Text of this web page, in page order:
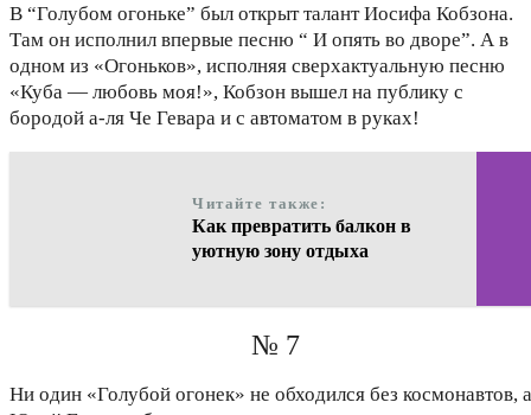
В “Голубом огоньке” был открыт талант Иосифа Кобзона.
Там он исполнил впервые песню “ И опять во дворе”. А в
одном из «Огоньков», исполняя сверхактуальную песню
«Куба — любовь моя!», Кобзон вышел на публику с
бородой а-ля Че Гевара и с автоматом в руках!
Читайте также:
Как превратить балкон в
уютную зону отдыха
№ 7
Ни один «Голубой огонек» не обходился без космонавтов, а